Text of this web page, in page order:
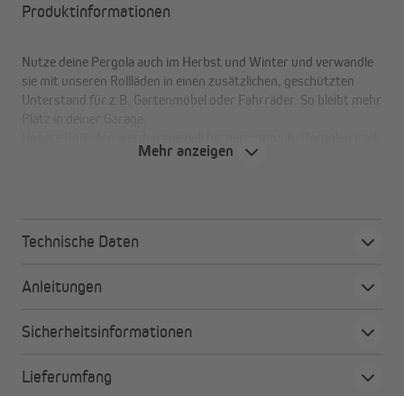
Produktinformationen
Nutze deine Pergola auch im Herbst und Winter und verwandle
sie mit unseren Rollläden in einen zusätzlichen, geschützten
Unterstand für z.B. Gartenmöbel oder Fahrräder. So bleibt mehr
den höchsten europäischen Qualitätsstandards hergestellt. Sie
Deine Vorteile auf einen Blick
Ganzjährige Nutzung der Pergola
Rollladen mit robusten, langlebigen
Aluminiumlamellen
rechts) oder Funkmotor (mit Fernbedienung)
Mehr anzeigen
Technische Daten
Anleitungen
Sicherheitsinformationen
Lieferumfang